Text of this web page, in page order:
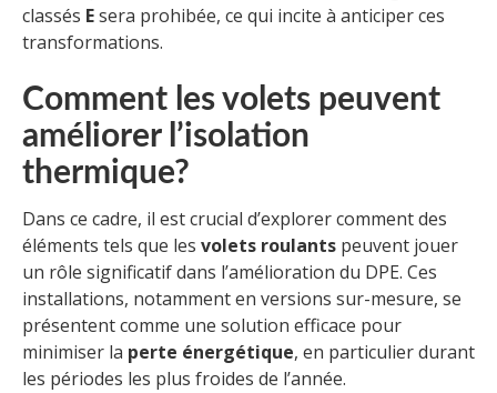
classés Esera prohibée, ce qui incite à anticiper ces
transformations.
Comment les volets peuvent
améliorer l’isolation
thermique?
Dans ce cadre, il est crucial d’explorer comment des
éléments tels que les volets roulants peuvent jouer
un rôle significatif dans l’amélioration du DPE. Ces
installations, notamment en versions sur-mesure, se
présentent comme une solution efficace pour
minimiser la perte énergétique, en particulier durant
les périodes les plus froides de l’année.